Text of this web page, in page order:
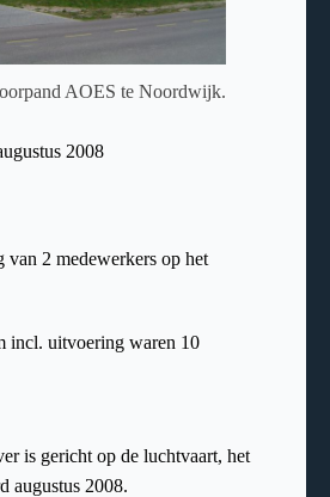
AOES te Noordwijk.
2008
van 2 medewerkers op het
incl. uitvoering waren 10
is gericht op de luchtvaart, het
augustus 2008.